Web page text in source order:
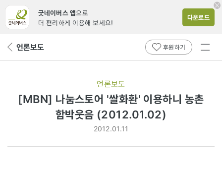
굿네이버스 앱으로
더 편리하게 이용해 보세요!
다운로드
뒤 언론보도 후원하기
전체
언론보도
[MBN] 나눔스토어 '쌀화환' 이용하니 농촌
함박웃음 (2012.01.02)
2012.01.11